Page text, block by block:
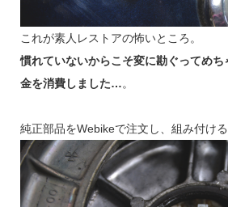
これが素人レストアの怖いところ。
慣れていないからこそ変に勘ぐってめち
金を消費しました…。
純正部品をWebikeで注文し、組み付ける